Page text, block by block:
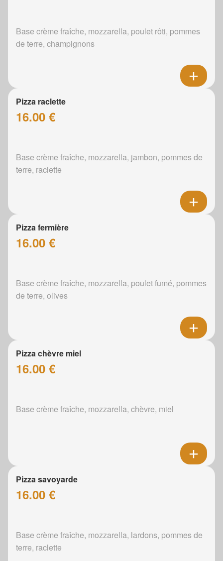
Base crème fraîche, mozzarella, poulet rôti, pommes
de terre, champignons
Pizza raclette
16.00 €
Base crème fraîche, mozzarella, jambon, pommes de
terre, raclette
Pizza fermière
16.00 €
Base crème fraîche, mozzarella, poulet fumé, pommes
de terre, olives
Pizza chèvre miel
16.00 €
Base crème fraîche, mozzarella, chèvre, miel
Pizza savoyarde
16.00 €
Base crème fraîche, mozzarella, lardons, pommes de
terre, raclette